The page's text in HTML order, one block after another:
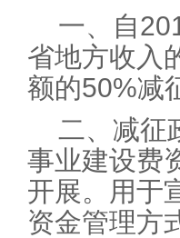
一、自
省地方收入
额的50%减
二、减征
事业建设费
开展。用于
资金管理方